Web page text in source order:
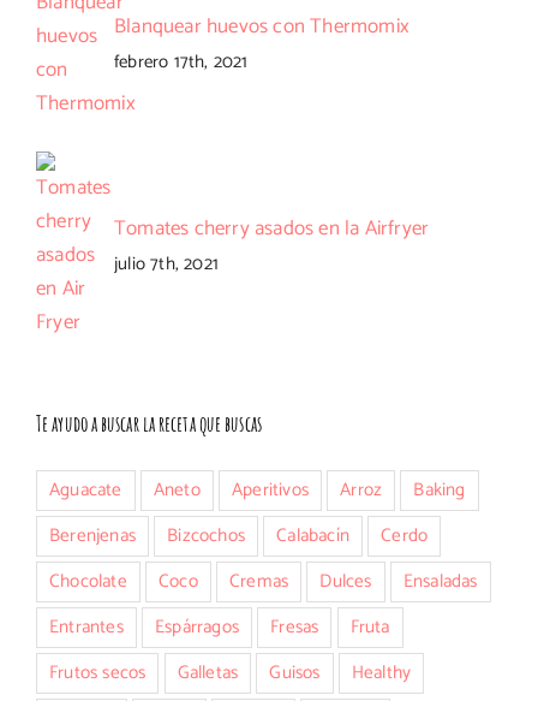
Blanquear huevos con Thermomix
febrero 17th, 2021
Tomates cherry asados en la Airfryer
julio 7th, 2021
Te ayudo a buscar la receta que buscas
Aguacate Aneto Aperitivos Arroz
Baking
Berenjenas
Bizcochos Calabacín
Cerdo
Chocolate
Coco Cremas Dulces
Ensaladas
Entrantes
Espárragos Fresas
Fruta
Frutos secos
Galletas Guisos
Healthy